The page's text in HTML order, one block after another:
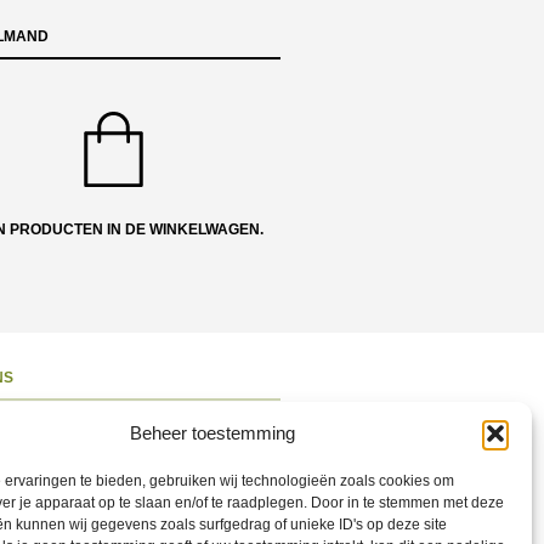
Beheer toestemming
ervaringen te bieden, gebruiken wij technologieën zoals cookies om
je apparaat op te slaan en/of te raadplegen. Door in te stemmen met deze
kunnen wij gegevens zoals surfgedrag of unieke ID's op deze site
PRODUCTEN IN DE WINKELWAGEN.
opnemen
op Social